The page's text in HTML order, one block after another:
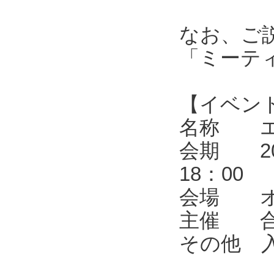
なお、ご
「ミー
【イベン
名称 エ
会期
18：00
会場 オ
主催 合
その他